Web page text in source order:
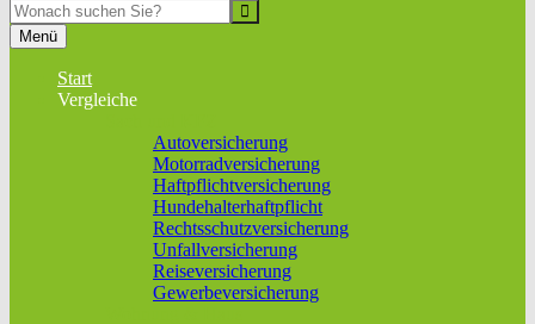
Menü
Start
Vergleiche
Autoversicherung
Motorradversicherung
Haftpflichtversicherung
Hundehalterhaftpflicht
Rechtsschutzversicherung
Unfallversicherung
Reiseversicherung
Gewerbeversicherung